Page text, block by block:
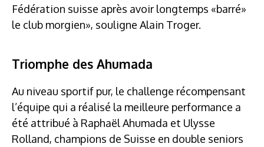
Fédération suisse après avoir longtemps «barré»
le club morgien», souligne Alain Troger.
Triomphe des Ahumada
Au niveau sportif pur, le challenge récompensant
l’équipe qui a réalisé la meilleure performance a
été attribué à Raphaël Ahumada et Ulysse
Rolland, champions de Suisse en double seniors